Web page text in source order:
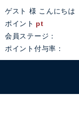
ゲスト 様 こんにちは
ポイント pt
会員ステージ：
ポイント付与率：